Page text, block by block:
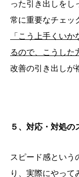
った引き出しをし
常に重要なチェッ
「こう上手くい
るので、こうした
改善の引き出しが
５、対応・対処の
スピード感という
り、実際にやって